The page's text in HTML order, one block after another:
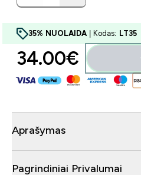
35% NUOLAIDA | Kodas: LT35
34.00€‎
Aprašymas
Pagrindiniai Privalumai